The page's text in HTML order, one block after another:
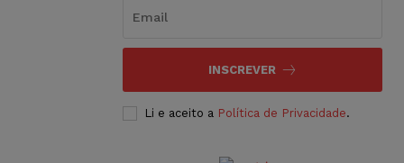
INSCREVER
Li e aceito a Política de Privacidade.